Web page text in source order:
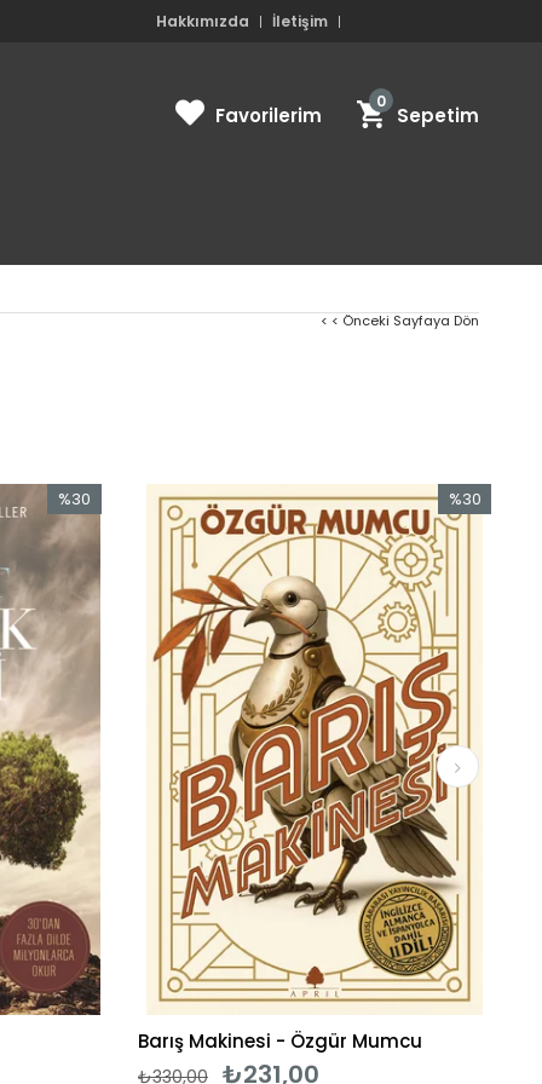
Hakkımızda İletişim
Sepetim
0
Favorilerim
< < Önceki Sayfaya Dön
%30
İndirim
Barış Makinesi - Özgür Mumcu
₺231,00
₺330,00
%30
İndirim
%30İndirim